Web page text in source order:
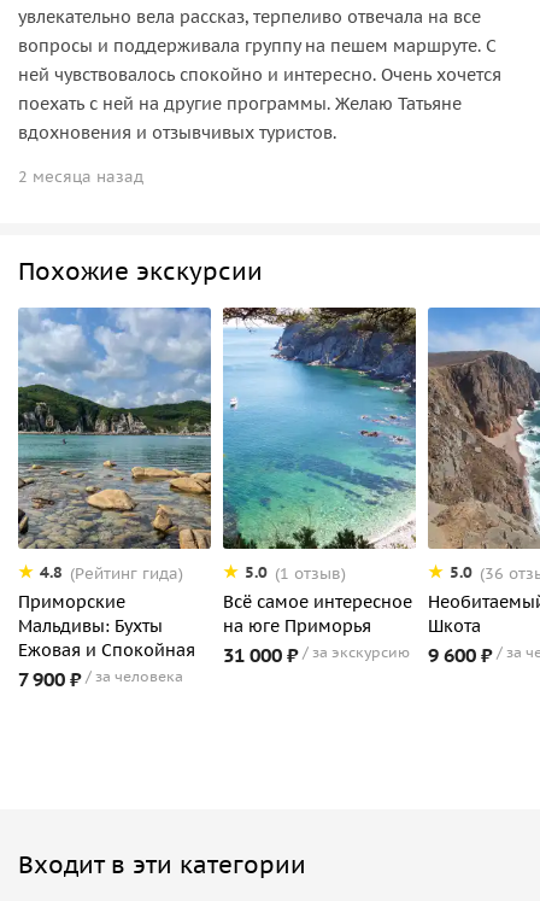
увлекательно вела рассказ, терпеливо отвечала на все
вопросы и поддерживала группу на пешем маршруте. С
ней чувствовалось спокойно и интересно. Очень хочется
поехать с ней на другие программы. Желаю Татьяне
вдохновения и отзывчивых туристов.
2 месяца назад
Похожие экскурсии
4.8 (Рейтинг гида)
Приморские
Мальдивы: Бухты
Ежовая и Спокойная
7 900 ₽ за человека
5.0 (1 отзыв)
Всё самое интересное
на юге Приморья
31 000 ₽ за экскурсию
5.0 (36
Шкота
9 600 ₽ за
Входит в эти категории